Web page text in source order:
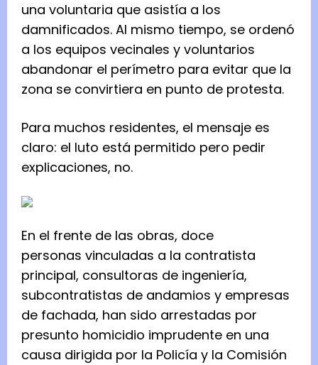
una voluntaria que asistía a los
damnificados. Al mismo tiempo, se ordenó
a los equipos vecinales y voluntarios
abandonar el perímetro para evitar que la
zona se convirtiera en punto de protesta.
Para muchos residentes, el mensaje es
claro: el luto está permitido pero pedir
explicaciones, no.
En el frente de las obras, doce
personas vinculadas a la contratista
principal, consultoras de ingeniería,
subcontratistas de andamios y empresas
de fachada, han sido arrestadas por
presunto homicidio imprudente en una
causa dirigida por la Policía y la Comisión